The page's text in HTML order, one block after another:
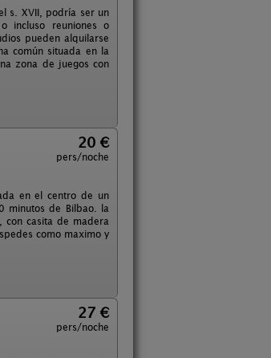
s. XVII, podría ser un
incluso reuniones o
pueden alquilarse
común situada en la
zona de juegos con
20 €
pers/noche
en el centro de un
minutos de Bilbao. la
con casita de madera
como maximo y
27 €
pers/noche